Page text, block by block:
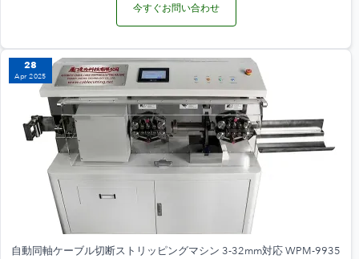
今すぐお問い合わせ
28
Apr 2025
自動同軸ケーブル切断ストリッピングマシン 3-32mm対応 WPM-9935